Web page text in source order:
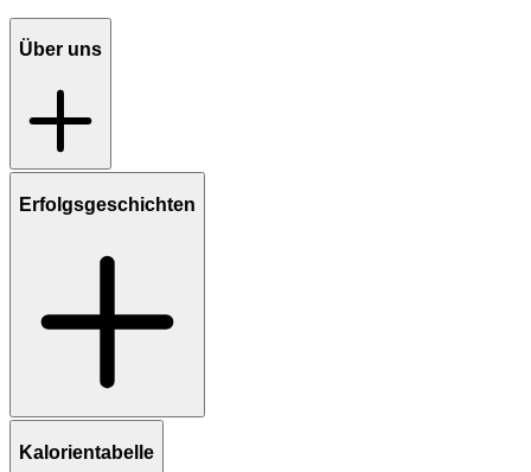
Über uns
Erfolgsgeschichten
Kalorientabelle